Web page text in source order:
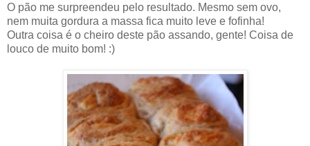
O pão me surpreendeu pelo resultado. Mesmo sem ovo,
nem muita gordura a massa fica muito leve e fofinha!
Outra coisa é o cheiro deste pão assando, gente! Coisa de
louco de muito bom! :)